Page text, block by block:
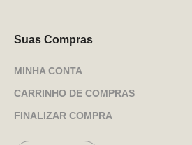
Suas Compras
MINHA CONTA
CARRINHO DE COMPRAS
FINALIZAR COMPRA